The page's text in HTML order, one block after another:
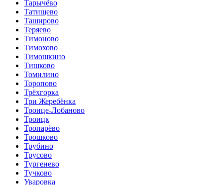
Тарычёво
Татищево
Таширово
Теряево
Тимоново
Тимохово
Тимошкино
Тишково
Томилино
Торопово
Трёхгорка
Три Жеребёнка
Троице-Лобаново
Троицк
Тропарёво
Трошково
Трубино
Трусово
Тургенево
Тучково
Уваровка